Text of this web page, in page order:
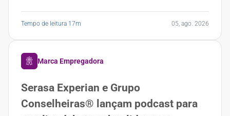
Tempo de leitura 17m 05, ago. 2026
Marca Empregadora
Serasa Experian e Grupo
Conselheiras® lançam podcast para